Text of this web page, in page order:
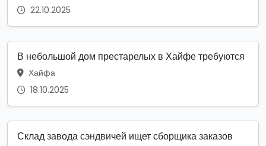
22.10.2025
В небольшой дом престарелых в Хайфе требуются
Хайфа
18.10.2025
Склад завода сэндвичей ищет сборщика заказов